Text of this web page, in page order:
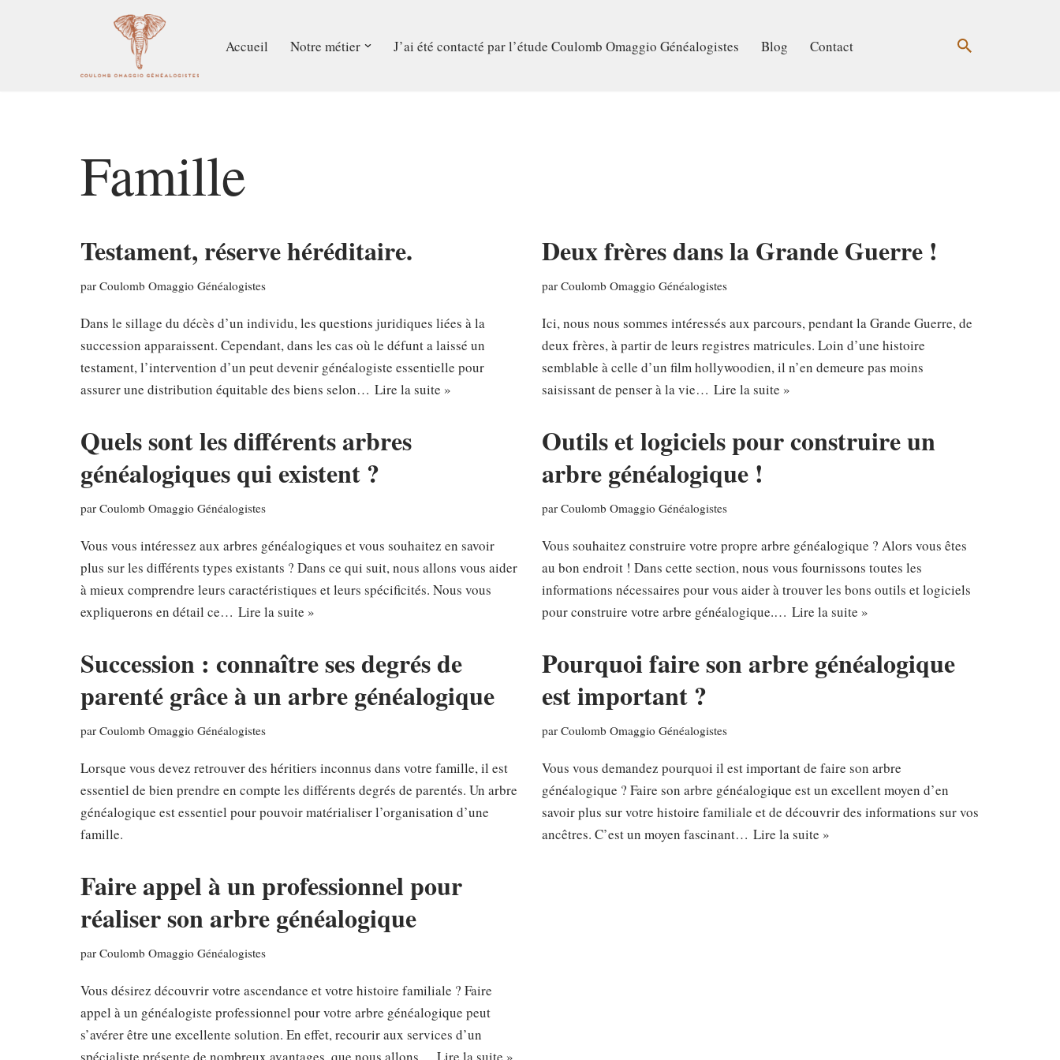
Accueil Notre métier J’ai été contacté par l’étude Coulomb Omaggio Généalogistes Blog Contact
Famille
Testament, réserve héréditaire.
par Coulomb Omaggio Généalogistes
Dans le sillage du décès d’un individu, les questions juridiques liées à la
succession apparaissent. Cependant, dans les cas où le défunt a laissé un
testament, l’intervention d’un peut devenir généalogiste essentielle pour
assurer une distribution équitable des biens selon… Lire la suite »
Deux frères dans la Grande Guerre !
par Coulomb Omaggio Généalogistes
Ici, nous nous sommes intéressés aux parcours, pendant la Grande Guerre, de
deux frères, à partir de leurs registres matricules. Loin d’une histoire
semblable à celle d’un film hollywoodien, il n’en demeure pas moins
saisissant de penser à la vie… Lire la suite »
Quels sont les différents arbres
généalogiques qui existent ?
par Coulomb Omaggio Généalogistes
Vous vous intéressez aux arbres généalogiques et vous souhaitez en savoir
plus sur les différents types existants ? Dans ce qui suit, nous allons vous aider
à mieux comprendre leurs caractéristiques et leurs spécificités. Nous vous
expliquerons en détail ce… Lire la suite »
Outils et logiciels pour construire un
arbre généalogique !
par Coulomb Omaggio Généalogistes
Vous souhaitez construire votre propre arbre généalogique ? Alors vous êtes
au bon endroit ! Dans cette section, nous vous fournissons toutes les
informations nécessaires pour vous aider à trouver les bons outils et logiciels
pour construire votre arbre généalogique.… Lire la suite »
Succession : connaître ses degrés de
parenté grâce à un arbre généalogique
par Coulomb Omaggio Généalogistes
Lorsque vous devez retrouver des héritiers inconnus dans votre famille, il est
essentiel de bien prendre en compte les différents degrés de parentés. Un arbre
généalogique est essentiel pour pouvoir matérialiser l’organisation d’une
famille.
Pourquoi faire son arbre généalogique
est important ?
par Coulomb Omaggio Généalogistes
Vous vous demandez pourquoi il est important de faire son arbre
généalogique ? Faire son arbre généalogique est un excellent moyen d’en
savoir plus sur votre histoire familiale et de découvrir des informations sur vos
ancêtres. C’est un moyen fascinant… Lire la suite »
Faire appel à un professionnel pour
réaliser son arbre généalogique
par Coulomb Omaggio Généalogistes
Vous désirez découvrir votre ascendance et votre histoire familiale ? Faire
appel à un généalogiste professionnel pour votre arbre généalogique peut
s’avérer être une excellente solution. En effet, recourir aux services d’un